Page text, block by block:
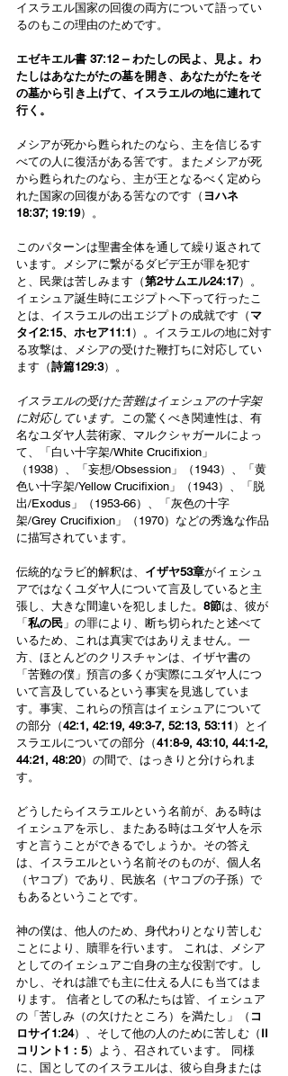
イスラエル国家の回復の両方について語ってい
るのもこの理由のためです。
エゼキエル書 37:12 – わたしの民よ、見よ。わ
たしはあなたがたの墓を開き、あなたがたをそ
の墓から引き上げて、イスラエルの地に連れて
行く。
メシアが死から甦られたのなら、主を信じるす
べての人に復活がある筈です。またメシアが死
から甦られたのなら、主が王となるべく定めら
れた国家の回復がある筈なのです（ ヨハネ
18:37; 19:19）。
このパターンは聖書全体を通して繰り返されて
います。メシアに繋がるダビデ王が罪を犯す
と、民衆は苦しみます（第2サムエル24:17）。
イェシュア誕生時にエジプトへ下って行ったこ
とは、イスラエルの出エジプトの成就です（ マ
タイ2:15、ホセア11:1 ）。イスラエルの地に対す
る攻撃は、メシアの受けた鞭打ちに対応してい
ます（詩篇129:3）。
イスラエルの受けた苦難はイェシュアの十字架
に対応しています。 この驚くべき関連性は、有
名なユダヤ人芸術家、マルクシャガールによっ
て、「白い十字架/White Crucifixion」
（1938）、「妄想/Obsession」（1943）、「黄
色い十字架/Yellow Crucifixion」（1943）、「脱
出/Exodus」（1953-66）、「灰色の十字
架/Grey Crucifixion」（1970）などの秀逸な作品
に描写されています。
伝統的なラビ的解釈は、 イザヤ53章がイェシュ
アではなくユダヤ人について言及していると主
張し、大きな間違いを犯しました。 8節は、彼が
「 私の民 」の罪により、断ち切られたと述べて
いるため、これは真実ではありえません。一
方、ほとんどのクリスチャンは、イザヤ書の
「苦難の僕」預言の多くが実際にユダヤ人につ
いて言及しているという事実を見逃していま
す。事実、これらの預言はイェシュアについて
の部分（42:1, 42:19, 49:3-7, 52:13, 53:11 ）とイ
スラエルについての部分（41:8-9, 43:10, 44:1-2,
44:21, 48:20）の間で、はっきりと分けられま
す。
どうしたらイスラエルという名前が、ある時は
イェシュアを示し、またある時はユダヤ人を示
すと言うことができるでしょうか。その答え
は、イスラエルという名前そのものが、個人名
（ヤコブ）であり、民族名（ヤコブの子孫）で
もあるということです。
神の僕は、他人のため、身代わりとなり苦しむ
ことにより、贖罪を行います。 これは、メシア
としてのイェシュアご自身の主な役割です。し
かし、それは誰でも主に仕える人にも当てはま
ります。 信者としての私たちは皆、イェシュア
の「苦しみ（の欠けたところ）を満たし」（ コ
ロサイ1:24）、そして他の人のために苦しむ（ II
コリント1：5）よう、召されています。 同様
に、国としてのイスラエルは、彼ら自身または